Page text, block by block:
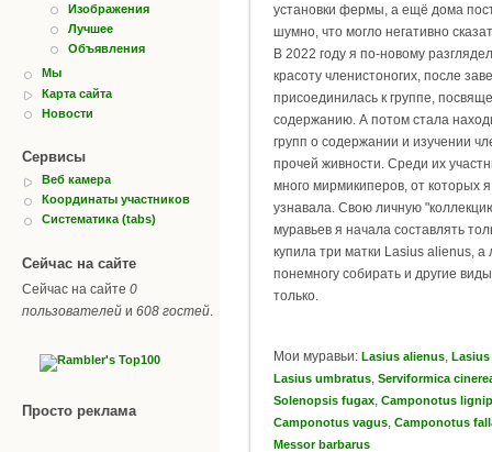
Изображения
Лучшее
Объявления
Мы
Карта сайта
Новости
Сервисы
Веб камера
Координаты участников
Систематика (tabs)
Сейчас на сайте
Сейчас на сайте 0
пользователей и 608 гостей.
Просто реклама
установки фермы, а ещё дома
шумно, что могло негативно
В 2022 году я по-новому
красоту членистоногих, после
присоединилась к группе,
содержанию. А потом стала
групп о содержании и изучении
прочей живности. Среди их
много мирмикиперов, от которых
узнавала. Свою личную
муравьев я начала составлять
купила три матки Lasius alienus, а
понемногу собирать и другие
только.
Мои муравьи: Lasius alienus Lasius
Lasius umbratus Serviformica
Solenopsis fugax Camponotus
Camponotus vagus Camponotus
Messor barbarus